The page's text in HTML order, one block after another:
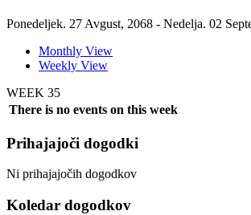
Ponedeljek. 27 Avgust, 2068 - Nedelja. 02
Monthly View
Weekly View
WEEK 35
There is no events on this week
Prihajajoči dogodki
Ni prihajajočih dogodkov
Koledar dogodkov